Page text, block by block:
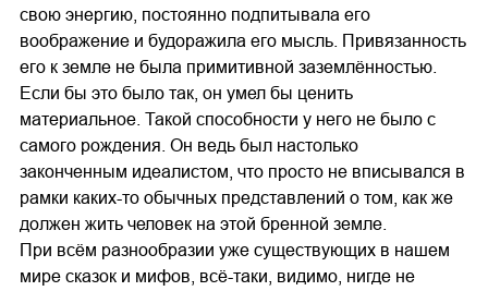
свою энергию, постоянно подпитывала его
воображение и будоражила его мысль. Привязанность
его к земле не была примитивной заземлённостью.
Если бы это было так, он умел бы ценить
материальное. Такой способности у него не было с
самого рождения. Он ведь был настолько
законченным идеалистом, что просто не вписывался в
рамки каких-то обычных представлений о том, как же
должен жить человек на этой бренной земле.
При всём разнообразии уже существующих в нашем
мире сказок и мифов, всё-таки, видимо, нигде не